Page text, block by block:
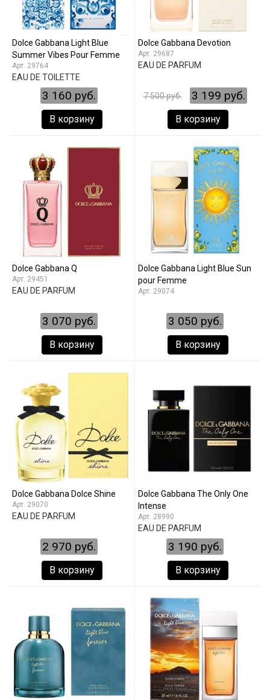
Dolce Gabbana Light Blue
Summer Vibes Pour Femme
29764
EAU DE TOILETTE
3 160 руб.
В корзину
Dolce Gabbana Devotion
29687
EAU DE PARFUM
7 500 руб. 3 199 руб.
В корзину
Dolce Gabbana Q
29451
EAU DE PARFUM
3 070 руб.
В корзину
Dolce Gabbana Light Blue Sun
pour Femme
29074
3 050 руб.
В корзину
Dolce Gabbana Dolce Shine
29070
EAU DE PARFUM
2 970 руб.
В корзину
Dolce Gabbana The Only One
Intense
28990
EAU DE PARFUM
3 190 руб.
В корзину